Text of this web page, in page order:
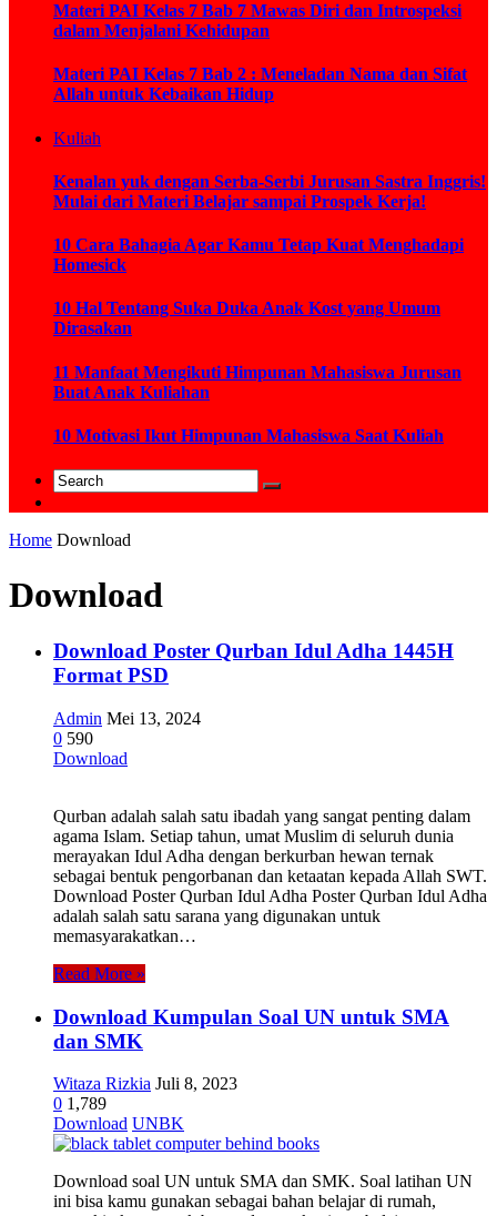
Materi PAI Kelas 7 Bab 7 Mawas Diri dan Introspeksi
dalam Menjalani Kehidupan
Materi PAI Kelas 7 Bab 2 : Meneladan Nama dan Sifat
Allah untuk Kebaikan Hidup
Kuliah
Kenalan yuk dengan Serba-Serbi Jurusan Sastra Inggris!
Mulai dari Materi Belajar sampai Prospek Kerja!
10 Cara Bahagia Agar Kamu Tetap Kuat Menghadapi
Homesick
10 Hal Tentang Suka Duka Anak Kost yang Umum
Dirasakan
11 Manfaat Mengikuti Himpunan Mahasiswa Jurusan
Buat Anak Kuliahan
10 Motivasi Ikut Himpunan Mahasiswa Saat Kuliah
Home Download
Download
Download Poster Qurban Idul Adha 1445H
Format PSD
Admin Mei 13, 2024
0 590
Download
Qurban adalah salah satu ibadah yang sangat penting dalam
agama Islam. Setiap tahun, umat Muslim di seluruh dunia
merayakan Idul Adha dengan berkurban hewan ternak
sebagai bentuk pengorbanan dan ketaatan kepada Allah SWT.
Download Poster Qurban Idul Adha Poster Qurban Idul Adha
adalah salah satu sarana yang digunakan untuk
memasyarakatkan…
Read More »
Download Kumpulan Soal UN untuk SMA
dan SMK
Witaza Rizkia Juli 8, 2023
0 1,789
Download UNBK
Download soal UN untuk SMA dan SMK. Soal latihan UN
ini bisa kamu gunakan sebagai bahan belajar di rumah,